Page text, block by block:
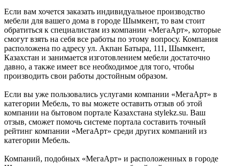
Если вам хочется заказать индивидуальное производство
мебели для вашего дома в городе Шымкент, то вам стоит
обратиться к специалистам из компании «МегаАрт», которые
смогут взять на себя все работы по этому вопросу. Компания
расположена по адресу ул. Акпан Батыра, 111, Шымкент,
Казахстан и занимается изготовлением мебели достаточно
давно, а также имеет все необходимое для того, чтобы
производить свои работы достойным образом.
Если вы уже пользовались услугами компании «МегаАрт» в
категории Мебель, то вы можете оставить отзыв об этой
компании на бытовом портале Казахстана stylekz.su. Ваш
отзыв, сможет помочь системе портала составить точный
рейтинг компании «МегаАрт» среди других компаний из
категории Мебель.
Компаний, подобных «МегаАрт» и расположенных в городе